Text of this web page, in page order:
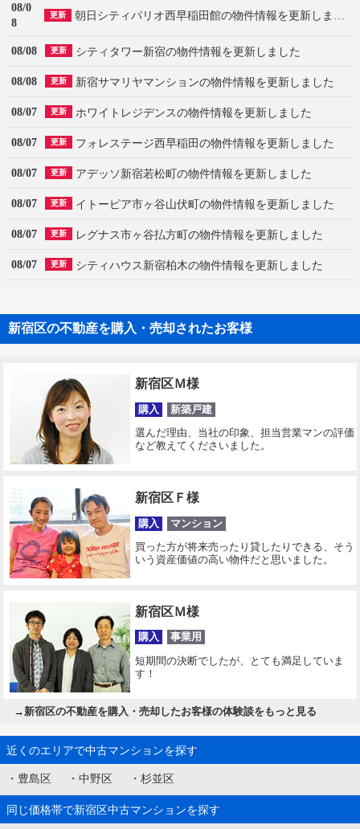
08/0
8
更新 朝日シティパリオ西早稲田館の物件情報を更新しました
08/08 更新 シティタワー新宿の物件情報を更新しました
08/08 更新 新宿サマリヤマンションの物件情報を更新しました
08/07 更新 ホワイトレジデンスの物件情報を更新しました
08/07 更新 フォレステージ西早稲田の物件情報を更新しました
08/07 更新 アデッソ新宿若松町の物件情報を更新しました
08/07 更新 イトーピア市ヶ谷山伏町の物件情報を更新しました
08/07 更新 レグナス市ヶ谷払方町の物件情報を更新しました
08/07 更新 シティハウス新宿柏木の物件情報を更新しました
新宿区の不動産を購入・売却されたお客様
新宿区Ｍ様
購入 新築戸建
選んだ理由、当社の印象、担当営業マンの評価
など教えてくださいました。
新宿区Ｆ様
購入 マンション
買った方が将来売ったり貸したりできる、そう
いう資産価値の高い物件だと思いました。
新宿区Ｍ様
購入 事業用
短期間の決断でしたが、とても満足していま
す！
→新宿区の不動産を購入・売却したお客様の体験談をもっと見る
近くのエリアで中古マンションを探す
・ 豊島区 ・ 中野区 ・ 杉並区
同じ価格帯で新宿区中古マンションを探す